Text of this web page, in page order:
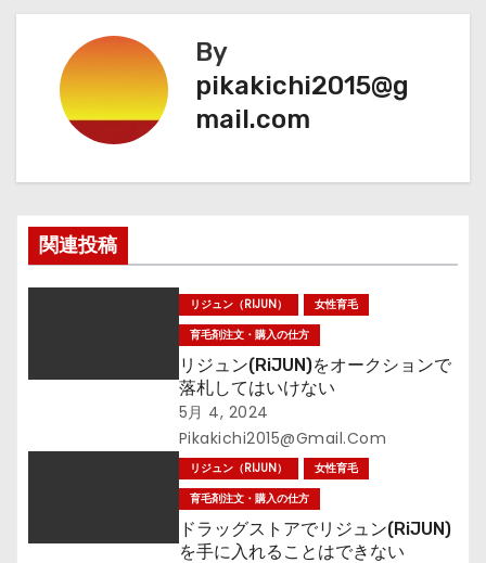
ビ
ゲ
シ
ョ
By
pikakichi2015@g
mail.com
関連投稿
リジュン（RIJUN）
女性育毛
育毛剤注文・購入の仕方
リジュン(RiJUN)をオークションで
落札してはいけない
5月 4, 2024
Pikakichi2015@gmail.com
リジュン（RIJUN）
女性育毛
育毛剤注文・購入の仕方
ドラッグストアでリジュン(RiJUN)
を手に入れることはできない